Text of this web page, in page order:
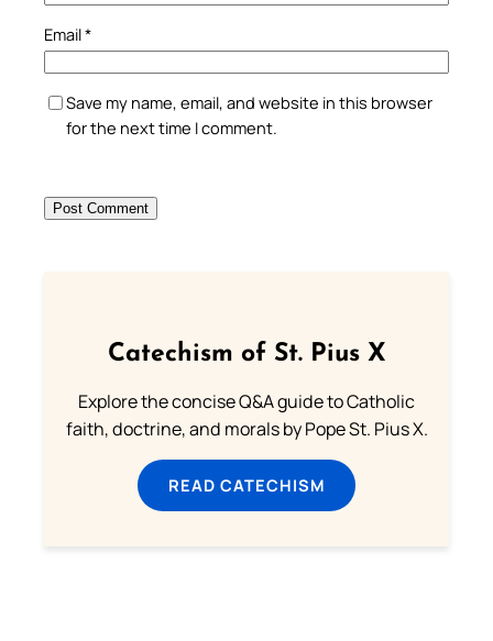
Email*
Save my name, email, and website in this browser
for the next time I comment.
Catechism of St. Pius X
Explore the concise Q&A guide to Catholic
faith, doctrine, and morals by Pope St. Pius X.
READ CATECHISM